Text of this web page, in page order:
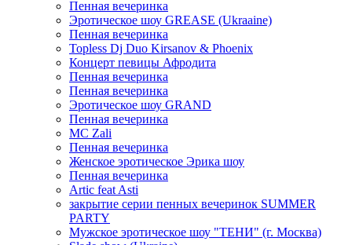
Пенная вечеринка
Эротическое шоу GREASE (Ukraaine)
Пенная вечеринка
Topless Dj Duo Kirsanov & Phoenix
Концерт певицы Афродита
Пенная вечеринка
Пенная вечеринка
Эротическое шоу GRAND
Пенная вечеринка
MC Zali
Пенная вечеринка
Женское эротическое Эрика шоу
Пенная вечеринка
Artic feat Asti
закрытие серии пенных вечеринок SUMMER
PARTY
Мужское эротическое шоу "ТЕНИ" (г. Москва)